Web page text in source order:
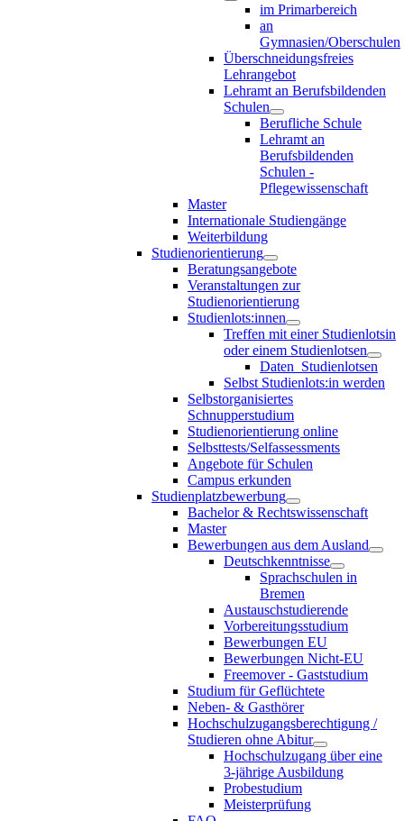
im Primarbereich
an
Gymnasien/Oberschulen
Überschneidungsfreies
Lehrangebot
Lehramt an Berufsbildenden
Schulen
Berufliche Schule
Lehramt an
Berufsbildenden
Schulen -
Pflegewissenschaft
Master
Internationale Studiengänge
Weiterbildung
Studienorientierung
Beratungsangebote
Veranstaltungen zur
Studienorientierung
Studienlots:innen
Treffen mit einer Studienlotsin
oder einem Studienlotsen
Daten_Studienlotsen
Selbst Studienlots:in werden
Selbstorganisiertes
Schnupperstudium
Studienorientierung online
Selbsttests/Selfassessments
Angebote für Schulen
Campus erkunden
Studienplatzbewerbung
Bachelor & Rechtswissenschaft
Master
Bewerbungen aus dem Ausland
Deutschkenntnisse
Sprachschulen in
Bremen
Austauschstudierende
Vorbereitungsstudium
Bewerbungen EU
Bewerbungen Nicht-EU
Freemover - Gaststudium
Studium für Geflüchtete
Neben- & Gasthörer
Hochschulzugangsberechtigung /
Studieren ohne Abitur
Hochschulzugang über eine
3-jährige Ausbildung
Probestudium
Meisterprüfung